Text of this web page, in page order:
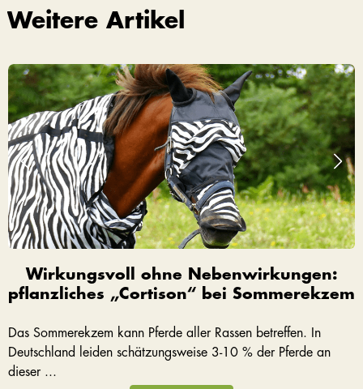
Weitere Artikel
Wirkungsvoll ohne Nebenwirkungen:
pflanzliches „Cortison“ bei Sommerekzem
Das Sommerekzem kann Pferde aller Rassen betreffen. In
Deutschland leiden schätzungsweise 3-10 % der Pferde an
dieser ...